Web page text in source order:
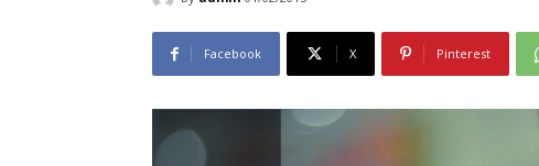
Facebook X Pinterest